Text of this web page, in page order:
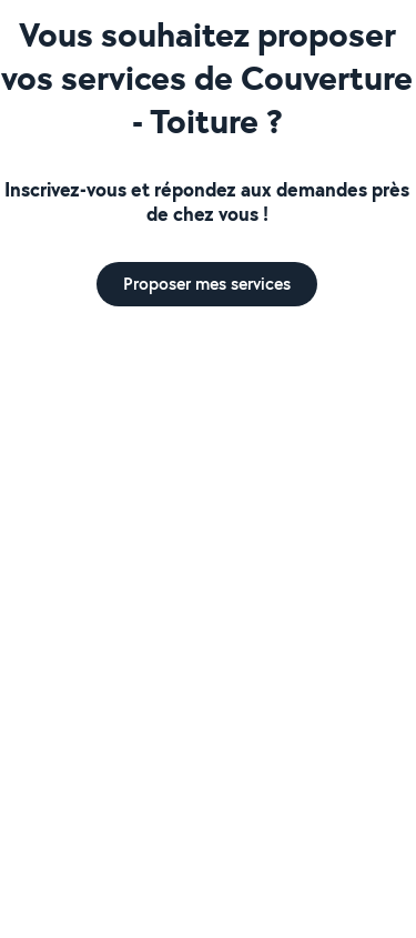
Vous souhaitez proposer
vos services de Couverture
- Toiture ?
Inscrivez-vous et répondez aux demandes près
de chez vous !
Proposer mes services